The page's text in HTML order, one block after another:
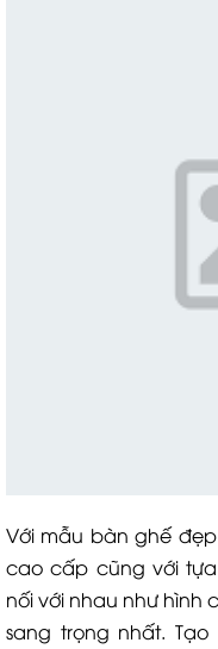
Với mẫu bàn ghế
cao cấp cũng với
nối với nhau như hình
sang trọng nhất.